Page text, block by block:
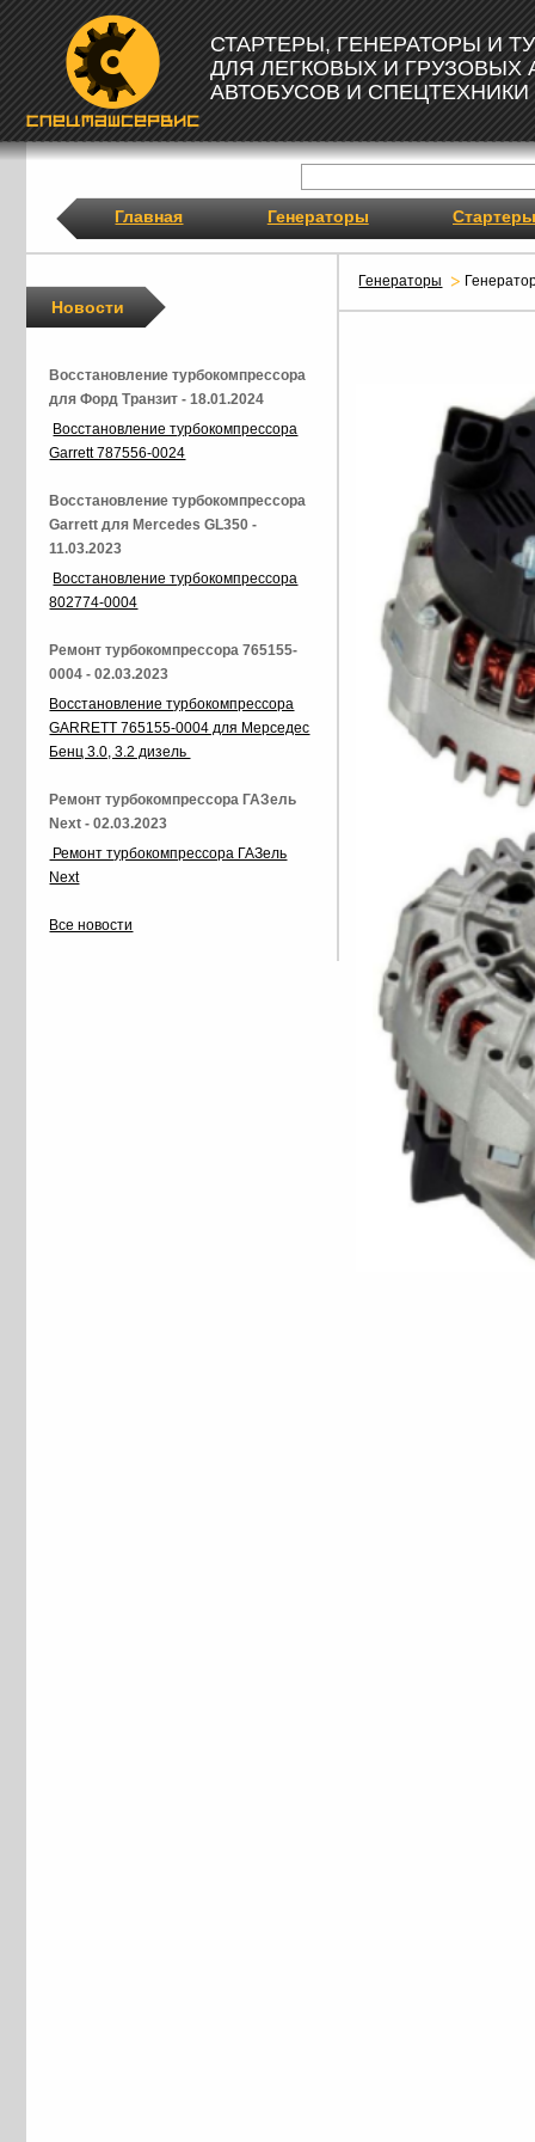
СТАРТЕРЫ, ГЕНЕРАТОРЫ И
ДЛЯ ЛЕГКОВЫХ И ГРУЗОВЫХ
АВТОБУСОВ И СПЕЦТЕХНИКИ
Главная Генераторы Стартеры
Генераторы
Новости
Восстановление турбокомпрессора
для Форд Транзит - 18.01.2024
Восстановление турбокомпрессора
Garrett 787556-0024
Восстановление турбокомпрессора
Garrett для Mercedes GL350 -
11.03.2023
Восстановление турбокомпрессора
802774-0004
Ремонт турбокомпрессора 765155-
0004 - 02.03.2023
Восстановление турбокомпрессора
GARRETT 765155-0004 для Мерседес
Бенц 3.0, 3.2 дизель
Ремонт турбокомпрессора ГАЗель
Next - 02.03.2023
Ремонт турбокомпрессора ГАЗель
Next
Все новости